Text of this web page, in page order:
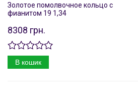
Золотое помолвочное кольцо с
фианитом 19 1,34
8308 грн.
В кошик